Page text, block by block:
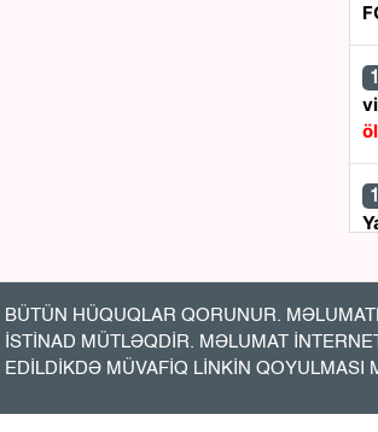
BÜTÜN HÜQUQLAR QORUNUR.
İSTİNAD MÜTLƏQDİR. MƏLUMAT
EDİLDİKDƏ MÜVAFİQ LİNKİN QOYULMASI